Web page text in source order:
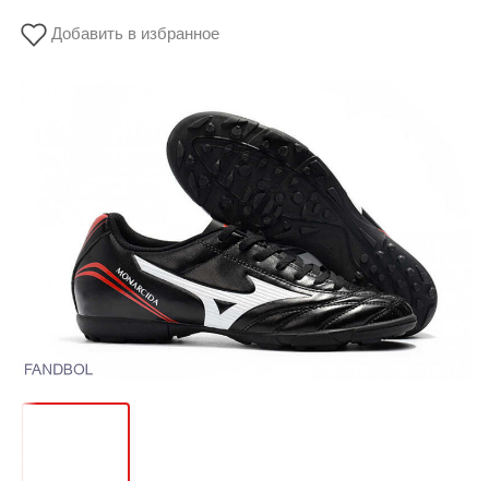
Добавить в избранное